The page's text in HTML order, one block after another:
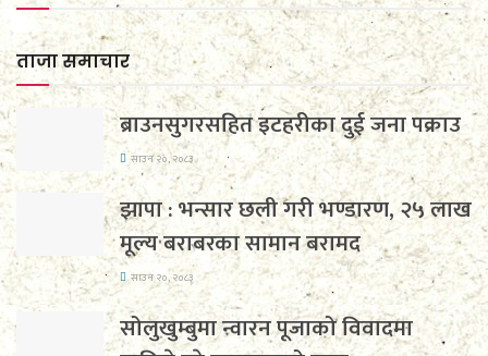
ताजा समाचार
ब्राउनसुगरसहित इटहरीका दुई जना पक्राउ
साउन २०, २०८३
झापा : भन्सार छली गरी भण्डारण, २५ लाख
मूल्य बराबरका सामान बरामद
साउन २०, २०८३
सोलुखुम्बुमा न्वारन पूजाको विवादमा